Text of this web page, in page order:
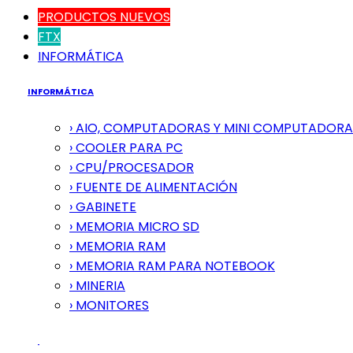
PRODUCTOS NUEVOS
FTX
INFORMÁTICA
INFORMÁTICA
› AIO, COMPUTADORAS Y MINI
› COOLER PARA PC
› CPU/PROCESADOR
› FUENTE DE ALIMENTACIÓN
› GABINETE
› MEMORIA MICRO SD
› MEMORIA RAM
› MEMORIA RAM PARA NOTEBOOK
› MINERIA
› MONITORES